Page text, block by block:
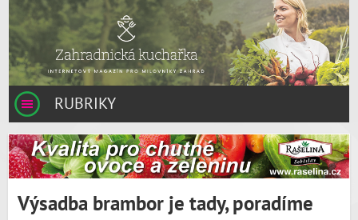
RUBRIKY
Výsadba brambor je tady, poradíme